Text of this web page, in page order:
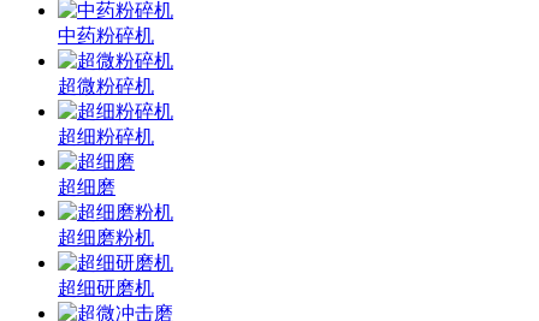
中药粉碎机
超微粉碎机
超细粉碎机
超细磨
超细磨粉机
超细研磨机